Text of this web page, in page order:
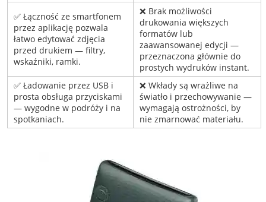
✅ Łączność ze smartfonem
przez aplikację pozwala
łatwo edytować zdjęcia
przed drukiem — filtry,
wskaźniki, ramki.
❌ Brak możliwości
drukowania większych
formatów lub
zaawansowanej edycji —
przeznaczona głównie do
prostych wydruków instant.
✅ Ładowanie przez USB i
prosta obsługa przyciskami
— wygodne w podróży i na
spotkaniach.
❌ Wkłady są wrażliwe na
światło i przechowywanie —
wymagają ostrożności, by
nie zmarnować materiału.